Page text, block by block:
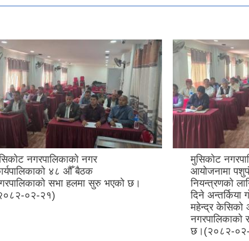
नगरपालिका पशु सेवा शाखाकाे
पशुपंक्षिहरुकाे महामारीजन्य राेग
लागि सराेकारवालाहरु संग १
अन्तर्किया गाेष्ठि कार्यक्रम नगर प्रमुख
मुसिकाेट
रिठाबाेट र
कारण जाेखिममा
नगर प्रमुख
राहत बितरण
(२०८१-०४-